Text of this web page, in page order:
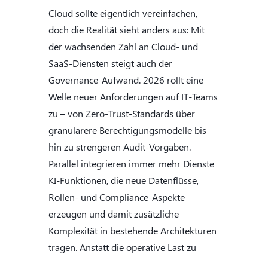
Cloud sollte eigentlich vereinfachen,
doch die Realität sieht anders aus: Mit
der wachsenden Zahl an Cloud- und
SaaS-Diensten steigt auch der
Governance-Aufwand. 2026 rollt eine
Welle neuer Anforderungen auf IT-Teams
zu – von Zero-Trust-Standards über
granularere Berechtigungsmodelle bis
hin zu strengeren Audit-Vorgaben.
Parallel integrieren immer mehr Dienste
KI-Funktionen, die neue Datenflüsse,
Rollen- und Compliance-Aspekte
erzeugen und damit zusätzliche
Komplexität in bestehende Architekturen
tragen. Anstatt die operative Last zu